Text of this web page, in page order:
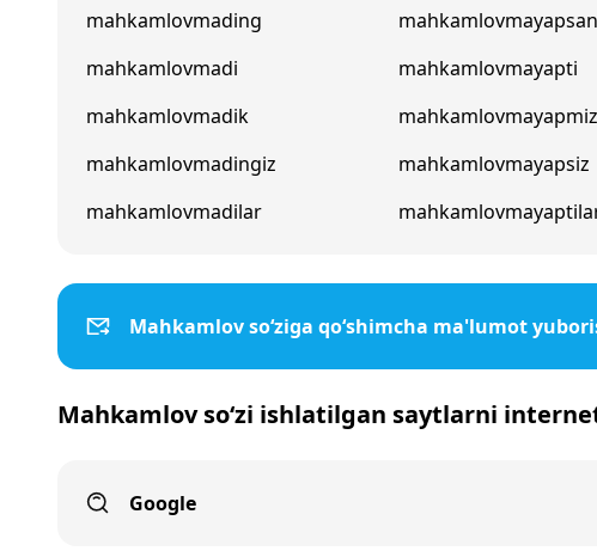
mahkamlovmading
mahkamlovmadi
mahkamlovmadik
mahkamlovmadingiz
mahkamlovmadilar
mahkamlovmayapsan
mahkamlovmayapti
mahkamlovmayapmiz
mahkamlovmayapsiz
Mahkamlov so‘ziga qo‘shimcha ma'lumot
Mahkamlov so‘zi ishlatilgan saytlarni
Google